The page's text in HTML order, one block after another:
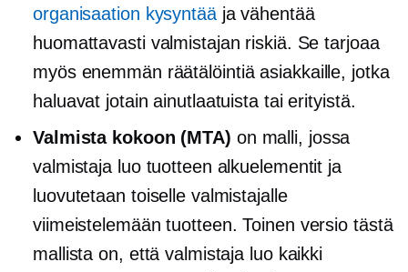
organisaation kysyntääja vähentää
huomattavasti valmistajan riskiä. Se tarjoaa
myös enemmän räätälöintiä asiakkaille, jotka
haluavat jotain ainutlaatuista tai erityistä.
Valmista kokoon (MTA) on malli, jossa
valmistaja luo tuotteen alkuelementit ja
luovutetaan toiselle valmistajalle
viimeistelemään tuotteen. Toinen versio tästä
mallista on, että valmistaja luo kaikki